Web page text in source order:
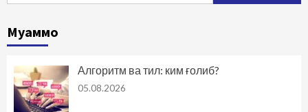
Муаммо
Алгоритм ва тил: ким ғолиб?
05.08.2026